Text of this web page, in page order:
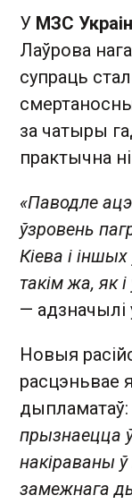
У МЗС
Лаўрова
супраць
за чатыры
практычна
«Паводле
ўзровень
Кіева і
такім жа, як
—
Новыя
расцэньвае
дыпламатаў:
прызнаецца
накіраваны
замежнага